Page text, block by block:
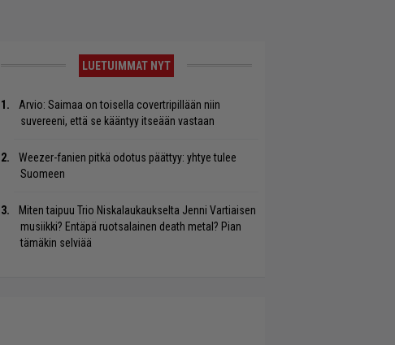
LUETUIMMAT NYT
Arvio: Saimaa on toisella covertripillään niin
suvereeni, että se kääntyy itseään vastaan
Weezer-fanien pitkä odotus päättyy: yhtye tulee
Suomeen
Miten taipuu Trio Niskalaukaukselta Jenni Vartiaisen
musiikki? Entäpä ruotsalainen death metal? Pian
tämäkin selviää